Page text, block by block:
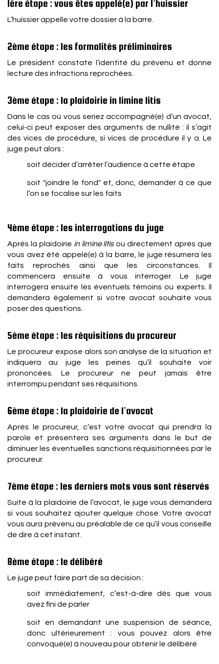
1ère étape : vous êtes appelé(e) par l’huissier
L’huissier appelle votre dossier à la barre.
2ème étape : les formalités préliminaires
Le président constate l’identité du prévenu et donne
lecture des infractions reprochées.
3ème étape : la plaidoirie in limine litis
Dans le cas où vous seriez accompagné(e) d’un avocat,
celui-ci peut exposer des arguments de nullité : il s’agit
des vices de procédure, si vices de procédure il y a. Le
juge peut alors :
soit décider d’arrêter l’audience à cette étape
soit "joindre le fond" et, donc, demander à ce que
l’on se focalise sur les faits
4ème étape : les interrogations du juge
Après la plaidoirie in limine litisou directement après que
vous avez été appelé(e) à la barre, le juge résumera les
faits reprochés ainsi que les circonstances. Il
commencera ensuite à vous interroger. Le juge
interrogera ensuite les éventuels témoins ou experts. Il
demandera également si votre avocat souhaite vous
poser des questions.
5ème étape : les réquisitions du procureur
Le procureur expose alors son analyse de la situation et
indiquera au juge les peines qu’il souhaite voir
prononcées. Le procureur ne peut jamais être
interrompu pendant ses réquisitions.
6ème étape : la plaidoirie de l’avocat
Après le procureur, c’est votre avocat qui prendra la
parole et présentera ses arguments dans le but de
diminuer les éventuelles sanctions réquisitionnées par le
procureur.
7ème étape : les derniers mots vous sont réservés
Suite à la plaidoirie de l’avocat, le juge vous demandera
si vous souhaitez ajouter quelque chose. Votre avocat
vous aura prévenu au préalable de ce qu’il vous conseille
de dire à cet instant.
8ème étape : le délibéré
Le juge peut faire part de sa décision :
soit immédiatement, c’est-à-dire dès que vous
avez fini de parler
soit en demandant une suspension de séance,
donc ultérieurement : vous pouvez alors être
convoqué(e) à nouveau pour obtenir le délibéré